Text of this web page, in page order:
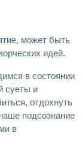
может быть
идей.
в состоянии
суеты и
отдохнуть
подсознание
в